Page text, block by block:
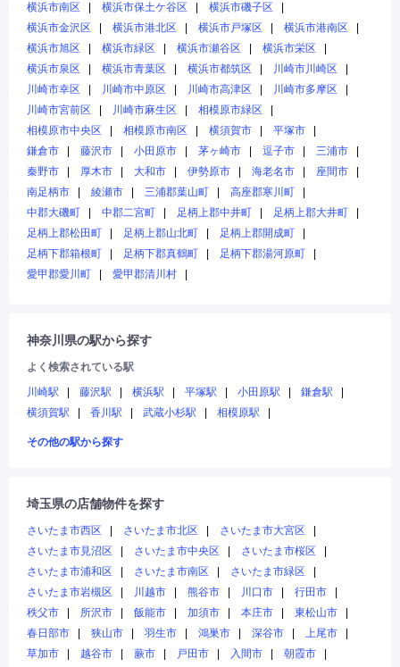
横浜市南区
横浜市保土ケ谷区
横浜市磯子区
横浜市金沢区
横浜市港北区 横浜市戸塚区
横浜市港南区
横浜市旭区
横浜市緑区 横浜市瀬谷区
横浜市栄区
横浜市泉区
横浜市青葉区 横浜市都筑区
川崎市川崎区
川崎市幸区
川崎市中原区 川崎市高津区
川崎市多摩区
川崎市宮前区
川崎市麻生区
相模原市緑区
相模原市中央区
相模原市南区 横須賀市
平塚市
鎌倉市
藤沢市 小田原市 茅ヶ崎市 逗子市
三浦市
秦野市
厚木市 大和市 伊勢原市 海老名市
座間市
南足柄市
綾瀬市 三浦郡葉山町
高座郡寒川町
中郡大磯町
中郡二宮町 足柄上郡中井町
足柄上郡大井町
足柄上郡松田町
足柄上郡山北町
足柄上郡開成町
足柄下郡箱根町
足柄下郡真鶴町
足柄下郡湯河原町
愛甲郡愛川町
愛甲郡清川村
神奈川県の駅から探す
よく検索されている駅
川崎駅
藤沢駅 横浜駅 平塚駅 小田原駅
鎌倉駅
横須賀駅
香川駅 武蔵小杉駅 相模原駅
その他の駅から探す
埼玉県の店舗物件を探す
さいたま市西区 さいたま市北区
さいたま市大宮区
さいたま市見沼区
さいたま市中央区
さいたま市桜区
さいたま市浦和区
さいたま市南区
さいたま市緑区
さいたま市岩槻区
川越市 熊谷市 川口市
行田市
秩父市
所沢市 飯能市 加須市 本庄市
東松山市
春日部市
狭山市 羽生市 鴻巣市 深谷市
上尾市
草加市
越谷市 蕨市 戸田市 入間市
朝霞市